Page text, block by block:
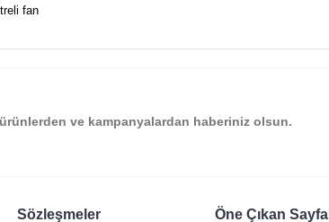
bulunuyor.
olmalı.
fan
ve kampanyalardan haberiniz olsun.
Sözleşmeler Öne Çıkan